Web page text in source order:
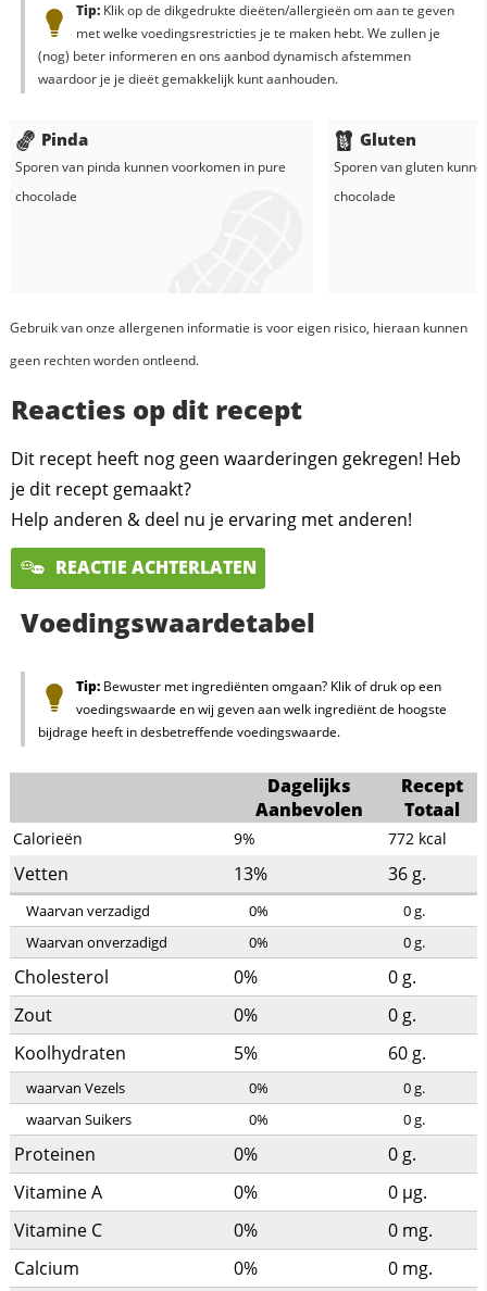
Tip:Klik op de dikgedrukte dieëten/allergieën om aan te geven
met welke voedingsrestricties je te maken hebt. We zullen je
(nog) beter informeren en ons aanbod dynamisch afstemmen
waardoor je je dieët gemakkelijk kunt aanhouden.
Pinda
Sporen van pinda kunnen voorkomen in pure
chocolade
Gluten
Sporen van gluten
chocolade
Gebruik van onze allergenen informatie is voor eigen risico, hieraan kunnen
geen rechten worden ontleend.
Reacties op dit recept
Dit recept heeft nog geen waarderingen gekregen! Heb
je dit recept gemaakt?
Help anderen & deel nu je ervaring met anderen!
REACTIE ACHTERLATEN
Voedingswaardetabel
Tip:Bewuster met ingrediënten omgaan? Klik of druk op een
voedingswaarde en wij geven aan welk ingrediënt de hoogste
bijdrage heeft in desbetreffende voedingswaarde.
Dagelijks
Aanbevolen
Recept
Totaal
Calorieën 9% 772 kcal
Vetten 13% 36 g.
Waarvan verzadigd 0% 0g.
Waarvan onverzadigd
0% 0g.
Cholesterol 0% 0 g.
Zout
0% 0 g.
Koolhydraten
5% 60 g.
waarvan Vezels 0% 0g.
waarvan Suikers
0% 0g.
Proteinen 0% 0 g.
Vitamine A
0% 0 µg.
Vitamine C
0% 0 mg.
Calcium
0% 0 mg.